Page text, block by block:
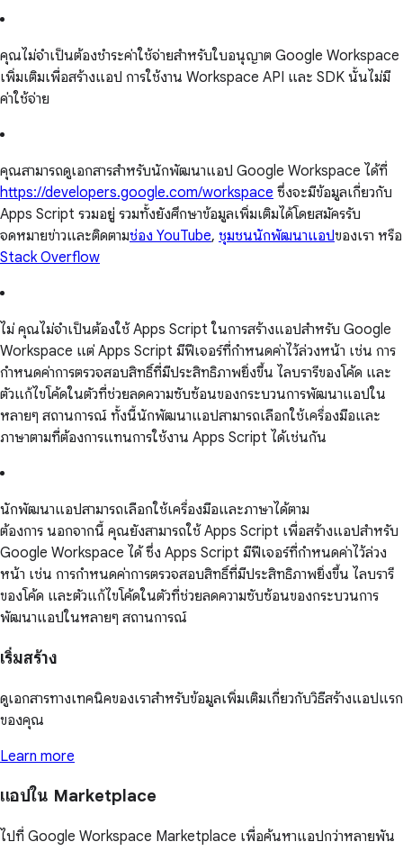
คุณไม่จำเป็นต้องชำระค่าใช้จ่ายสำหรับใบอนุญาต Google Workspace
เพิ่มเติมเพื่อสร้างแอป การใช้งาน Workspace API และ SDK นั้นไม่มี
ค่าใช้จ่าย
คุณสามารถดูเอกสารสำหรับนักพัฒนาแอป Google Workspace ได้ที่
https://developers.google.com/workspace ซึ่งจะมีข้อมูลเกี่ยวกับ
Apps Script รวมอยู่ รวมทั้งยังศึกษาข้อมูลเพิ่มเติมได้โดยสมัครรับ
จดหมายข่าวและติดตามช่อง YouTube, ชุมชนนักพัฒนาแอปของเรา หรือ
Stack Overflow
ไม่ คุณไม่จำเป็นต้องใช้ Apps Script ในการสร้างแอปสำหรับ Google
Workspace แต่ Apps Script มีฟีเจอร์ที่กำหนดค่าไว้ล่วงหน้า เช่น การ
กำหนดค่าการตรวจสอบสิทธิ์ที่มีประสิทธิภาพยิ่งขึ้น ไลบรารีของโค้ด และ
ตัวแก้ไขโค้ดในตัวที่ช่วยลดความซับซ้อนของกระบวนการพัฒนาแอปใน
หลายๆ สถานการณ์ ทั้งนี้นักพัฒนาแอปสามารถเลือกใช้เครื่องมือและ
ภาษาตามที่ต้องการแทนการใช้งาน Apps Script ได้เช่นกัน
นักพัฒนาแอปสามารถเลือกใช้เครื่องมือและภาษาได้ตาม
ต้องการ นอกจากนี้ คุณยังสามารถใช้ Apps Script เพื่อสร้างแอปสำหรับ
Google Workspace ได้ ซึ่ง Apps Script มีฟีเจอร์ที่กำหนดค่าไว้ล่วง
หน้า เช่น การกำหนดค่าการตรวจสอบสิทธิ์ที่มีประสิทธิภาพยิ่งขึ้น ไลบรารี
ของโค้ด และตัวแก้ไขโค้ดในตัวที่ช่วยลดความซับซ้อนของกระบวนการ
พัฒนาแอปในหลายๆ สถานการณ์
เริ่มสร้าง
ดูเอกสารทางเทคนิคของเราสำหรับข้อมูลเพิ่มเติมเกี่ยวกับวิธีสร้างแอปแรก
ของคุณ
Learn more
แอปใน Marketplace
ไปที่ Google Workspace Marketplace เพื่อค้นหาแอปกว่าหลายพัน